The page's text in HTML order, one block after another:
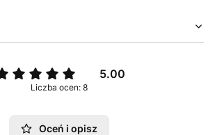
5.00
Liczba ocen: 8
Oceń i opisz